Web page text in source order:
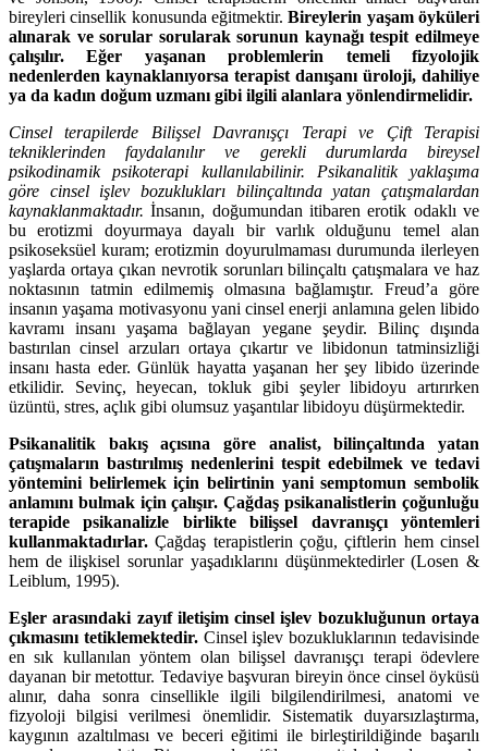
bireyleri cinsellik konusunda eğitmektir.Bireylerin yaşam öyküleri
alınarak ve sorular sorularak sorunun kaynağı tespit edilmeye
çalışılır. Eğer yaşanan problemlerin temeli fizyolojik
nedenlerden kaynaklanıyorsa terapist danışanı üroloji, dahiliye
ya da kadın doğum uzmanı gibi ilgili alanlara yönlendirmelidir.
Cinsel terapilerde Bilişsel Davranışçı Terapi ve Çift Terapisi
tekniklerinden faydalanılır ve gerekli durumlarda bireysel
psikodinamik psikoterapi kullanılabilinir. Psikanalitik yaklaşıma
göre cinsel işlev bozuklukları bilinçaltında yatan çatışmalardan
kaynaklanmaktadır. İnsanın, doğumundan itibaren erotik odaklı ve
bu erotizmi doyurmaya dayalı bir varlık olduğunu temel alan
psikoseksüel kuram; erotizmin doyurulmaması durumunda ilerleyen
yaşlarda ortaya çıkan nevrotik sorunları bilinçaltı çatışmalara ve haz
noktasının tatmin edilmemiş olmasına bağlamıştır. Freud’a göre
insanın yaşama motivasyonu yani cinsel enerji anlamına gelen libido
kavramı insanı yaşama bağlayan yegane şeydir. Bilinç dışında
bastırılan cinsel arzuları ortaya çıkartır ve libidonun tatminsizliği
insanı hasta eder. Günlük hayatta yaşanan her şey libido üzerinde
etkilidir. Sevinç, heyecan, tokluk gibi şeyler libidoyu artırırken
üzüntü, stres, açlık gibi olumsuz yaşantılar libidoyu düşürmektedir.
Psikanalitik bakış açısına göre analist, bilinçaltında yatan
çatışmaların bastırılmış nedenlerini tespit edebilmek ve tedavi
yöntemini belirlemek için belirtinin yani semptomun sembolik
anlamını bulmak için çalışır. Çağdaş psikanalistlerin çoğunluğu
terapide psikanalizle birlikte bilişsel davranışçı yöntemleri
kullanmaktadırlar. Çağdaş terapistlerin çoğu, çiftlerin hem cinsel
hem de ilişkisel sorunlar yaşadıklarını düşünmektedirler (Losen &
Leiblum, 1995).
Eşler arasındaki zayıf iletişim cinsel işlev bozukluğunun ortaya
çıkmasını tetiklemektedir.Cinsel işlev bozukluklarının tedavisinde
en sık kullanılan yöntem olan bilişsel davranışçı terapi ödevlere
dayanan bir metottur. Tedaviye başvuran bireyin önce cinsel öyküsü
alınır, daha sonra cinsellikle ilgili bilgilendirilmesi, anatomi ve
fizyoloji bilgisi verilmesi önemlidir. Sistematik duyarsızlaştırma,
kaygının azaltılması ve beceri eğitimi ile birleştirildiğinde başarılı